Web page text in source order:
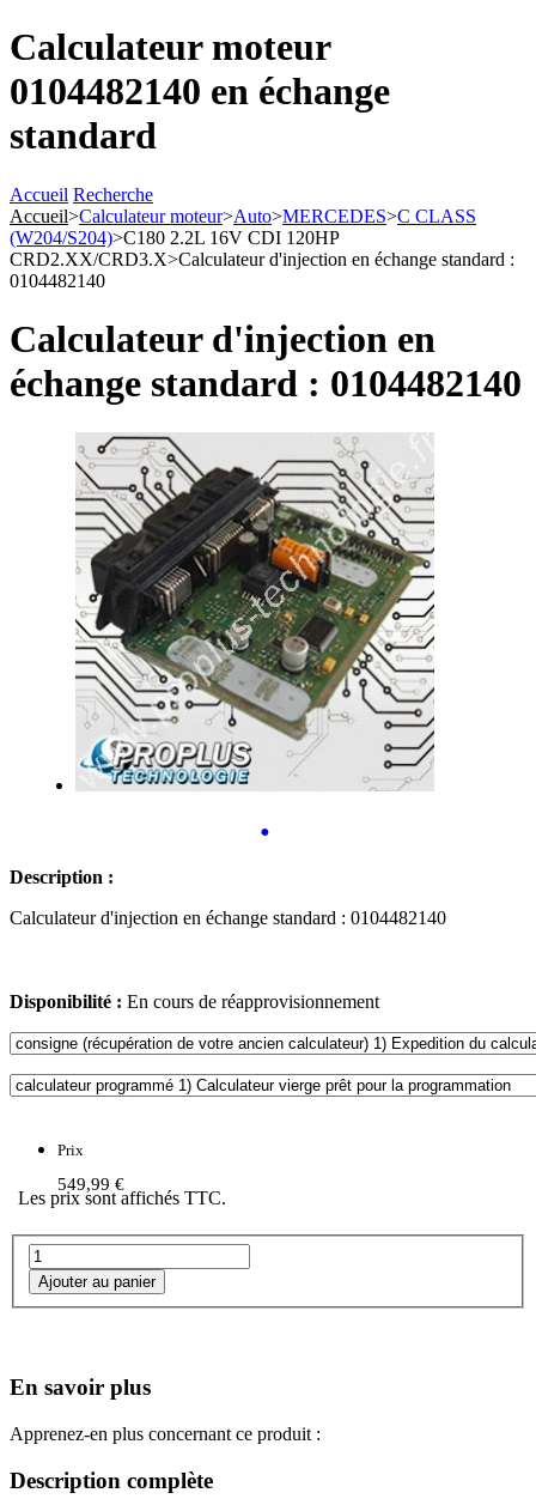
Calculateur moteur
0104482140 en échange
standard
Accueil Recherche
Accueil>Calculateur moteur>Auto>MERCEDES>C CLASS
(W204/S204)>C180 2.2L 16V CDI 120HP
CRD2.XX/CRD3.X>Calculateur d'injection en échange standard :
0104482140
Calculateur d'injection en
échange standard : 0104482140
•
Description :
Calculateur d'injection en échange standard : 0104482140
Disponibilité : En cours de réapprovisionnement
Prix
549,99 €
Les prix sont affichés TTC.
En savoir plus
Apprenez-en plus concernant ce produit :
Description complète